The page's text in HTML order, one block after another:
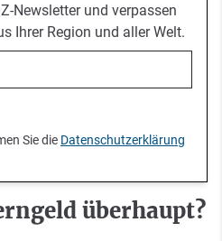
Newsletter und verpassen
Ihrer Region und aller Welt.
Sie die Datenschutzerklärung
überhaupt?